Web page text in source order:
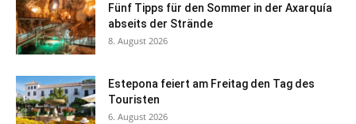
Fünf Tipps für den Sommer in der Axarquía
abseits der Strände
8. August 2026
Estepona feiert am Freitag den Tag des
Touristen
6. August 2026